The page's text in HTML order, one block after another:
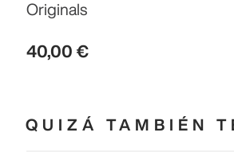
Originals
40,00 €
QUIZÁ TAMBIÉN